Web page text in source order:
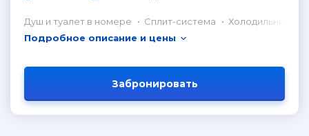
Душ и туалет в номере Сплит-система
Холодильник в
Подробное описание и цены
Забронировать